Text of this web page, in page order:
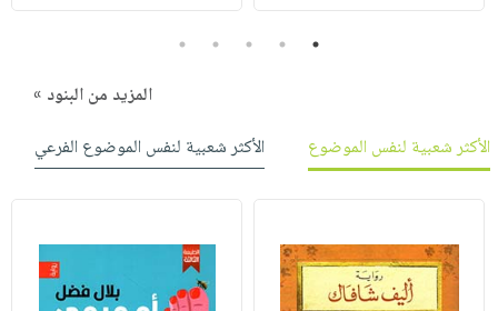
1
2
3
4
5
المزيد من البنود »
الأكثر شعبية لنفس الموضوع
الأكثر شعبية لنفس الموضوع الفرعي